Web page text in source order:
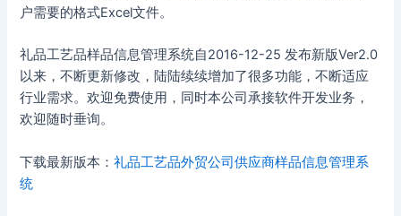
户需要的格式Excel文件。
礼品工艺品样品信息管理系统自2016-12-25 发布新版Ver2.0
以来，不断更新修改，陆陆续续增加了很多功能，不断适应
行业需求。欢迎免费使用，同时本公司承接软件开发业务，
欢迎随时垂询。
下载最新版本：礼品工艺品外贸公司供应商样品信息管理系
统